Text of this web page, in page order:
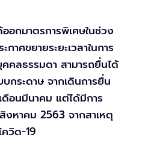
กมาตรการพิเศษในช่วง
าศขยายระยะเวลาในการ
คลธรรมดา สามารถยื่นได้
กระดาษ จากเดินการยื่น
ดือนมีนาคม แต่ได้มีการ
งหาคม 2563 จากสาเหตุ
ควิด-19